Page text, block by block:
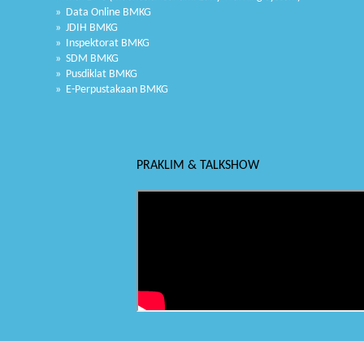
» Data Online BMKG
» JDIH BMKG
» Inspektorat BMKG
» SDM BMKG
» Pusdiklat BMKG
» E-Perpustakaan BMKG
PRAKLIM & TALKSHOW